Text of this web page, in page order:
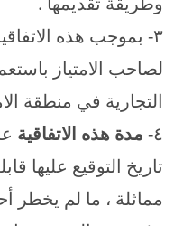
۳- بموجب هذه
لصاحب الامتياز
التجارية في منطقة
٤- مدة هذه الاتفاقية
تاريخ التوقيع عليها
مماثلة ، ما لم يخطر